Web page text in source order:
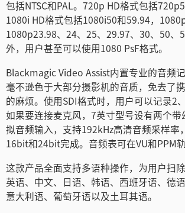
包括NTSC和PAL。720p HD格式包括
1080i HD格式包括1080i50和59.94，
1080p23.98、24、25、29.97、30、50、
外，用户甚至可以使用1080 PsF格式。
Blackmagic Video Assist内置专业的音频
毫不逊色于大部分摄影机的音质，免去了
的麻烦。使用SDI格式时，用户可以记录2
如果要连接麦克风，7英寸型号设有两个带
拟音频输入，支持192kHz高清音频采样率
16bit和24bit完成。音频表可在VU和PPM轨
这款产品全面支持多语种操作，为用户扫
英语、中文、日语、韩语、西班牙语、德语
意大利语、葡萄牙语以及土耳其语。